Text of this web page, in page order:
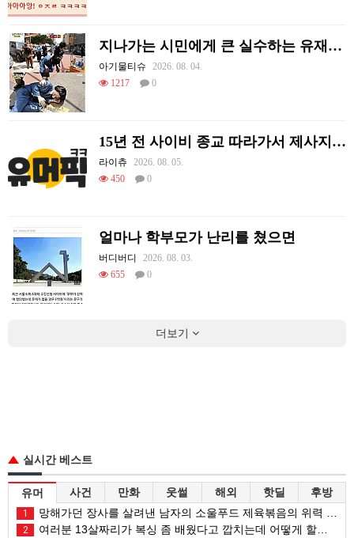
지나가는 시민에게 큰 실수하는 유재석.jpg
아기물티슈
2026. 08. 04.
1217
0
15년 전 사이비 종교 따라가서 제사지내고 온 썰.
라이츄
2026. 08. 05.
450
0
얼마나 학부모가 난리를 쳤으면
버디버디
2026. 08. 03.
655
0
더보기
실시간 베스트
유머 사건 만화 웃썰 해외 핫딜 후방
1 망해가던 장사를 살려낸 남자의 소울푸드 제육볶음의 위력 ㅋㅋ
2 여러분 13살짜리가 복싱 좀 배웠다고 깝치는데 어떻게 할까요?